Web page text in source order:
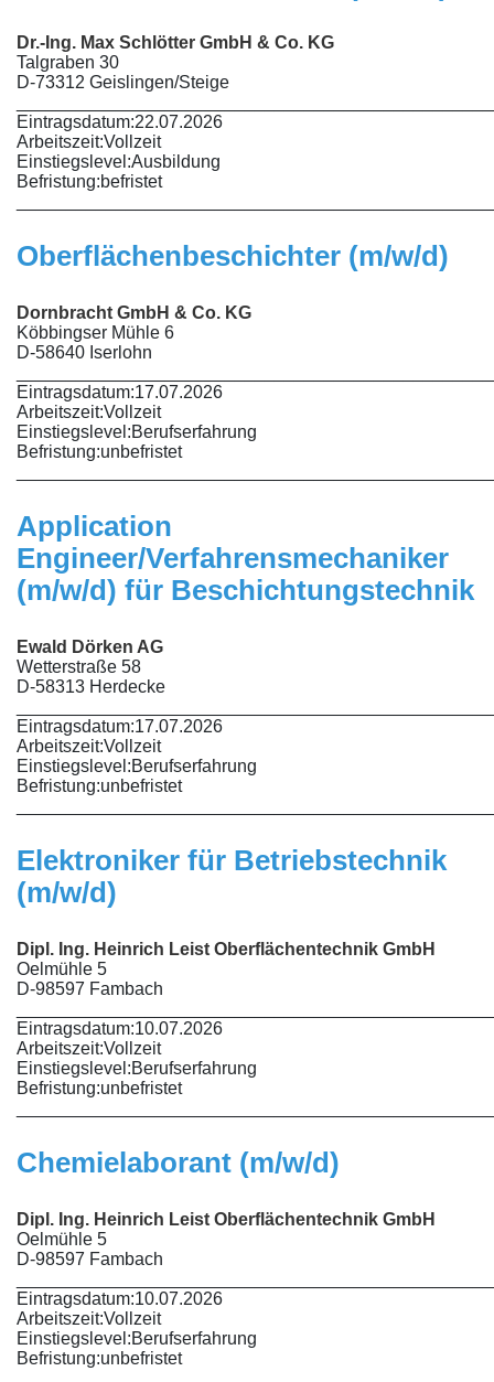
Dr.-Ing. Max Schlötter GmbH & Co. KG
Talgraben 30
D-73312 Geislingen/Steige
Eintragsdatum:22.07.2026
Arbeitszeit:Vollzeit
Einstiegslevel:Ausbildung
Befristung:befristet
Oberflächenbeschichter (m/w/d)
Dornbracht GmbH & Co. KG
Köbbingser Mühle 6
D-58640 Iserlohn
Eintragsdatum:17.07.2026
Arbeitszeit:Vollzeit
Einstiegslevel:Berufserfahrung
Befristung:unbefristet
Application
Engineer/Verfahrensmechaniker
(m/w/d) für Beschichtungstechnik
Ewald Dörken AG
Wetterstraße 58
D-58313 Herdecke
Eintragsdatum:17.07.2026
Arbeitszeit:Vollzeit
Einstiegslevel:Berufserfahrung
Befristung:unbefristet
Elektroniker für Betriebstechnik
(m/w/d)
Dipl. Ing. Heinrich Leist Oberflächentechnik GmbH
Oelmühle 5
D-98597 Fambach
Eintragsdatum:10.07.2026
Arbeitszeit:Vollzeit
Einstiegslevel:Berufserfahrung
Befristung:unbefristet
Chemielaborant (m/w/d)
Dipl. Ing. Heinrich Leist Oberflächentechnik GmbH
Oelmühle 5
D-98597 Fambach
Eintragsdatum:10.07.2026
Arbeitszeit:Vollzeit
Einstiegslevel:Berufserfahrung
Befristung:unbefristet